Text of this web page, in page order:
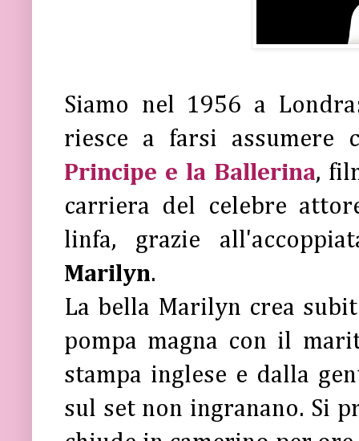
Siamo nel 1956 a
riesce a farsi
Principe e la Ballerina,
carriera del celebre
linfa, grazie
Marilyn.
La bella Marilyn crea
pompa magna con il
stampa inglese e dalla
sul set non ingranano. Si